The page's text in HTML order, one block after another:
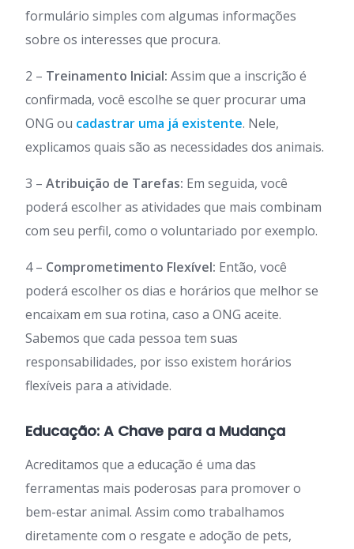
formulário simples com algumas informações
sobre os interesses que procura.
2 – Treinamento Inicial: Assim que a inscrição é
confirmada, você escolhe se quer procurar uma
ONG ou cadastrar uma já existente. Nele,
explicamos quais são as necessidades dos animais.
3 – Atribuição de Tarefas: Em seguida, você
poderá escolher as atividades que mais combinam
com seu perfil, como o voluntariado por exemplo.
4 – Comprometimento Flexível: Então, você
poderá escolher os dias e horários que melhor se
encaixam em sua rotina, caso a ONG aceite.
Sabemos que cada pessoa tem suas
responsabilidades, por isso existem horários
flexíveis para a atividade.
Educação: A Chave para a Mudança
Acreditamos que a educação é uma das
ferramentas mais poderosas para promover o
bem-estar animal. Assim como trabalhamos
diretamente com o resgate e adoção de pets,